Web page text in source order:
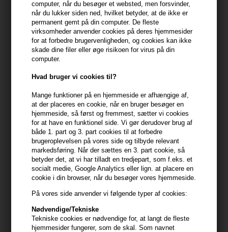
computer, når du besøger et websted, men forsvinder,
når du lukker siden ned, hvilket betyder, at de ikke er
permanent gemt på din computer. De fleste
virksomheder anvender cookies på deres hjemmesider
for at forbedre brugervenligheden, og cookies kan ikke
skade dine filer eller øge risikoen for virus på din
computer.
Hvad bruger vi cookies til?
Mange funktioner på en hjemmeside er afhængige af,
at der placeres en cookie, når en bruger besøger en
hjemmeside, så først og fremmest, sætter vi cookies
for at have en funktionel side. Vi gør derudover brug af
både 1. part og 3. part cookies til at forbedre
brugeroplevelsen på vores side og tilbyde relevant
markedsføring. Når der sættes en 3. part cookie, så
betyder det, at vi har tilladt en tredjepart, som f.eks. et
socialt medie, Google Analytics eller lign. at placere en
cookie i din browser, når du besøger vores hjemmeside.
På vores side anvender vi følgende typer af cookies:
Nødvendige/Tekniske
Tekniske cookies er nødvendige for, at langt de fleste
hjemmesider fungerer, som de skal. Som navnet
Beskrivelse Anmeldelser Fabrikant
Beard Monkey Hairspray Strong er en hårspray med ekstra stærkt
- Let glans
- Passer alle hårtyper
- God at bruge efter de forskellige vokse fra Beard Monkey.
Anvend sådan
- Påfør på tørt hår
- Spray i fejende bevægelser fra ca 25-30 cm afstand fra håret
- Hvis dysen tilstoppes, skylles den med varmt vand
Beard Monkey